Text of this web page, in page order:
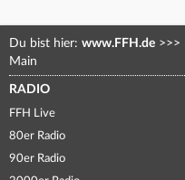
Du bist hier: www.FFH.de >>>
Main
RADIO
FFH Live
80er Radio
90er Radio